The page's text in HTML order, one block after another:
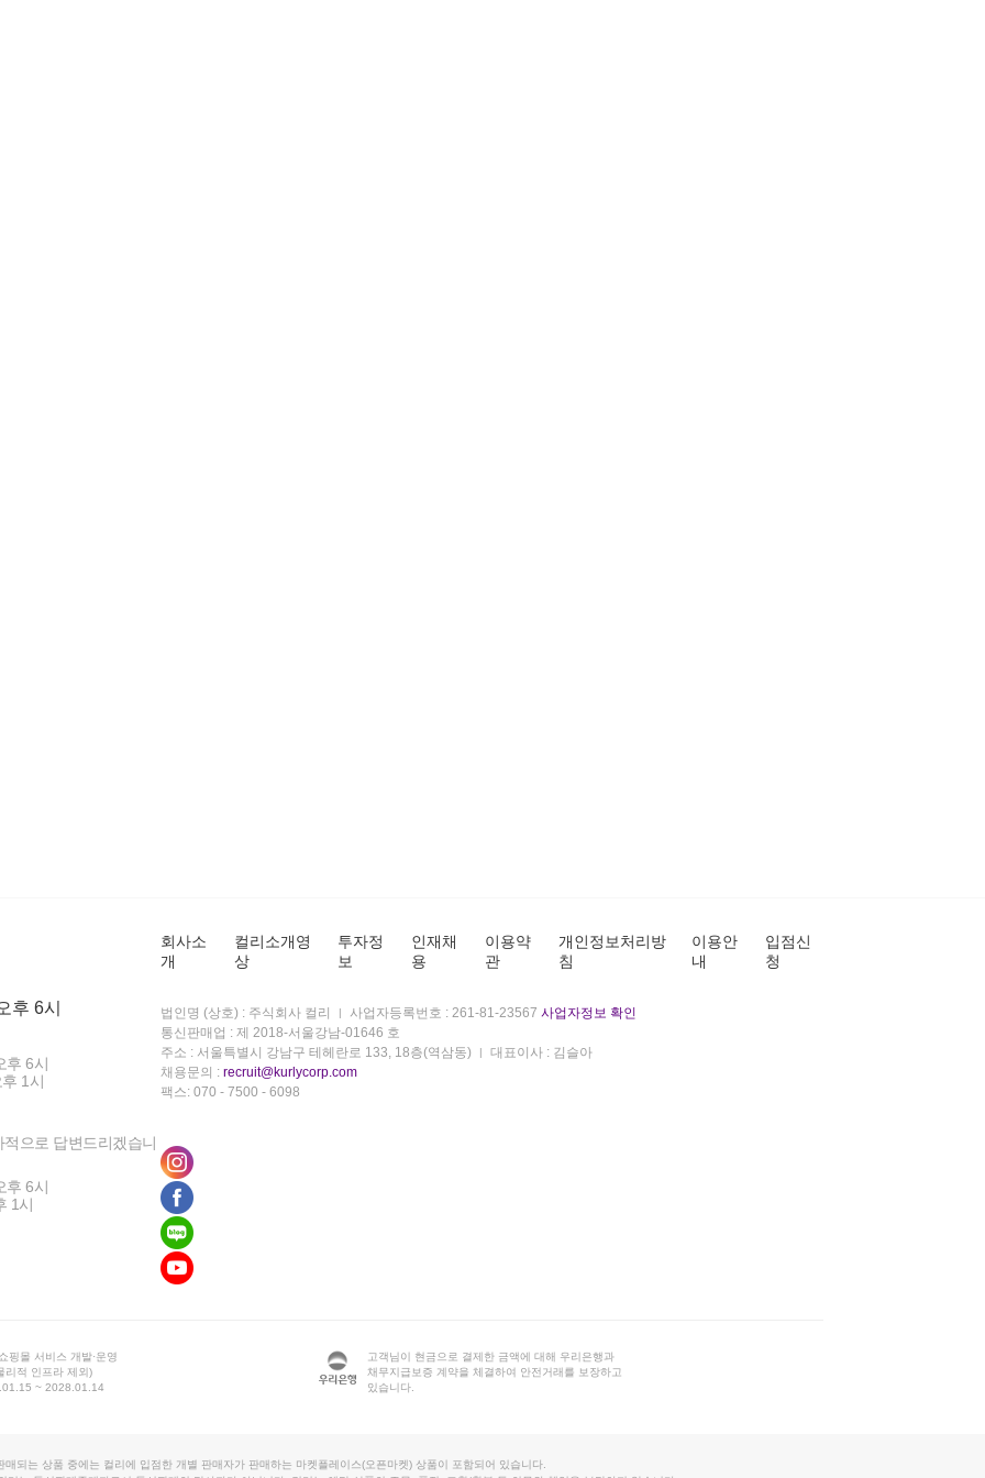
후 6시
후 6시
1시
으로 답변드리겠습니
후 6시
1시
회사소
개
컬리소개영
상
투자정
보
인재채
용
이용약
관
개인정보처리방
침
이용안
내
입점신
청
법인명 (상호) : 주식회사 컬리 사업자등록번호 : 261-81-23567 사업자정보 확인
통신판매업 : 제 2018-서울강남-01646 호
주소 : 서울특별시 강남구 테헤란로 133, 18층(역삼동)
대표이사 : 김슬아
채용문의 : recruit@kurlycorp.com
팩스: 070 - 7500 - 6098
핑몰 서비스 개발·운영
리적 인프라 제외)
~ 2028.01.14
고객님이 현금으로 결제한 금액에 대해 우리은행과
채무지급보증 계약을 체결하여 안전거래를 보장하고
있습니다.
매되는 상품 중에는 컬리에 입점한 개별 판매자가 판매하는 마켓플레이스(오픈마켓) 상품이 포함되어 있습니다.